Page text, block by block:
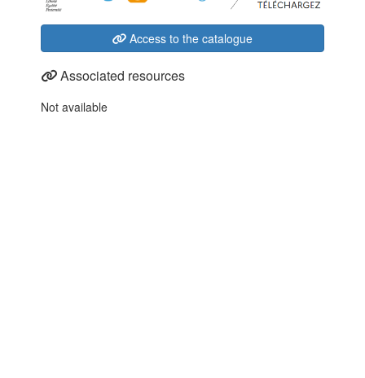
Access to the catalogue
Associated resources
Not available